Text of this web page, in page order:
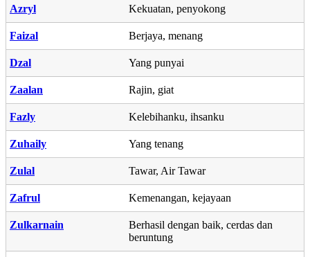
Azryl Kekuatan, penyokong
Faizal Berjaya, menang
Dzal Yang punyai
Zaalan Rajin, giat
Fazly Kelebihanku, ihsanku
Zuhaily Yang tenang
Zulal Tawar, Air Tawar
Zafrul Kemenangan, kejayaan
Zulkarnain
Berhasil dengan baik, cerdas dan
beruntung